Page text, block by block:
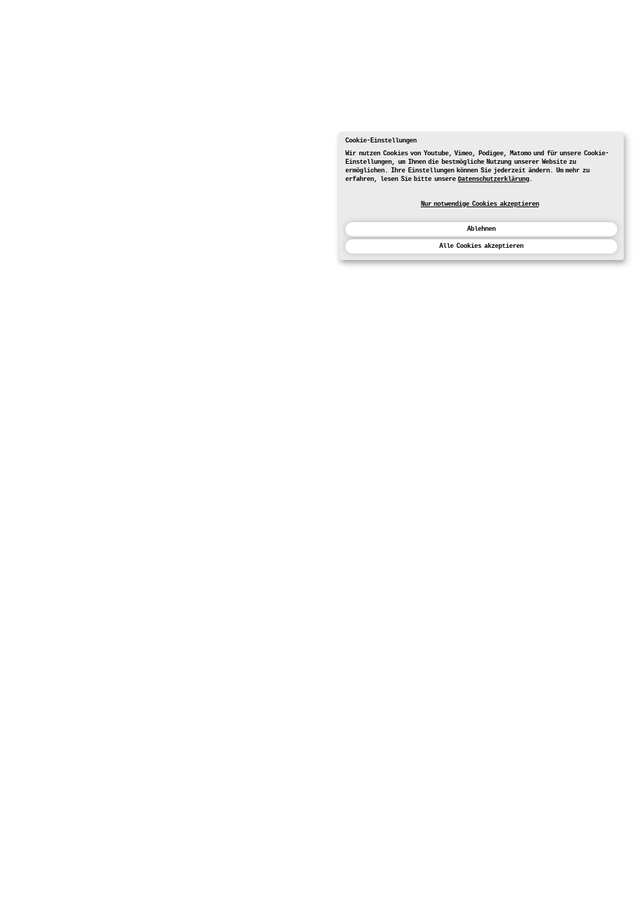
Cookie-Einstellungen
Wir nutzen Cookies von Youtube, Vimeo, Podigee, Matomo und für unsere Cookie-
Einstellungen, um Ihnen die bestmögliche Nutzung unserer Website zu
ermöglichen. Ihre Einstellungen können Sie jederzeit ändern. Um mehr zu
erfahren, lesen Sie bitte unsereDatenschutzerklärung.
Nur notwendige Cookies akzeptieren
Ablehnen
Alle Cookies akzeptieren